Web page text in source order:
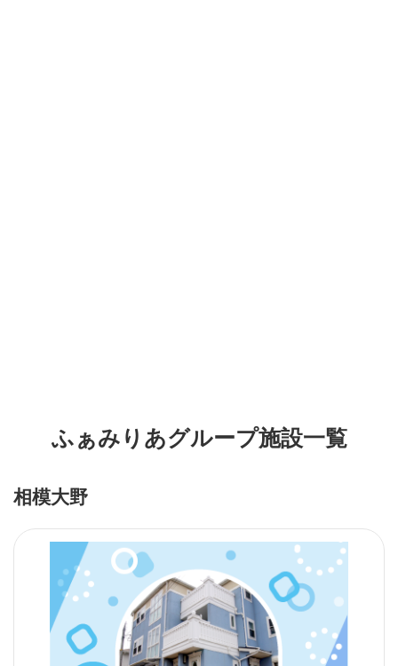
ふぁみりあグループ施設一覧
相模大野